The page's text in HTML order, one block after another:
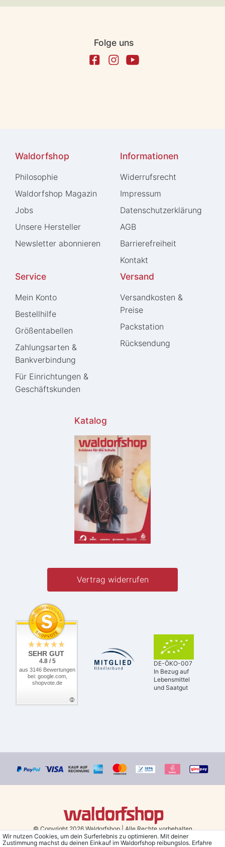
Folge uns
Waldorfshop
Philosophie
Waldorfshop Magazin
Jobs
Unsere Hersteller
Newsletter abonnieren
Informationen
Widerrufs­recht
Impressum
Daten­schutz­erklärung
AGB
Barrierefreiheit
Kontakt
Service
Mein Konto
Bestellhilfe
Größentabellen
Zahlungsarten &
Bankverbindung
Für Einrichtungen &
Geschäftskunden
Versand
Versandkosten &
Preise
Packstation
Rücksendung
Katalog
Vertrag widerrufen
SEHR GUT
4.8 / 5
aus 3146 Bewertungen
bei: google.com,
shopvote.de
DE-ÖKO-007
In Bezug auf
Lebensmittel
und Saatgut
© Copyright 2026 Waldorfshop|Alle Rechte vorbehalten.
Wir nutzen Cookies, um dein Surferlebnis zu optimieren. Mit deiner
Zustimmung machst du deinen Einkauf im Waldorfshop reibungslos. Erfahre